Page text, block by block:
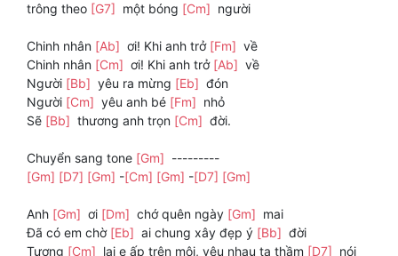
trông theo [G7] một bóng [Cm] người
Chinh nhân [Ab] ơi! Khi anh trở [Fm] về
Chinh nhân [Cm] ơi! Khi anh trở [Ab] về
Người [Bb] yêu ra mừng [Eb] đón
Người [Cm] yêu anh bé [Fm] nhỏ
Sẽ [Bb] thương anh trọn [Cm] đời.
Chuyển sang tone [Gm] ---------
[Gm] [D7] [Gm] -[Cm] [Gm] -[D7] [Gm]
Anh [Gm] ơi [Dm] chớ quên ngày [Gm] mai
Đã có em chờ [Eb] ai chung xây đẹp ý [Bb] đời
Tương [Cm] lai e ấp trên môi, yêu nhau ta thầm [D7] nói